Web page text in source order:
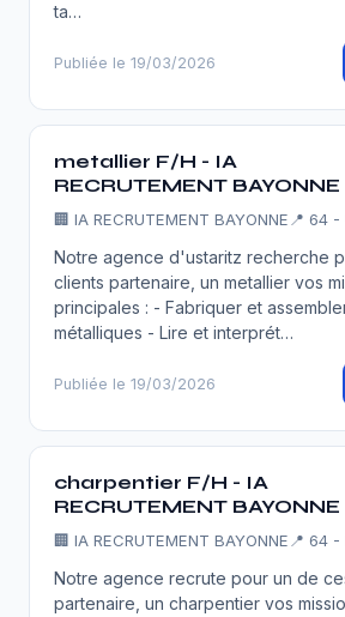
ta…
Publiée le 19/03/2026
metallier F/H - IA
RECRUTEMENT BAYONNE
🏢 IA RECRUTEMENT BAYONNE 📍 64
Notre agence d'ustaritz recherche
clients partenaire, un metallier vos
principales : - Fabriquer et
métalliques - Lire et interprét…
Publiée le 19/03/2026
charpentier F/H - IA
RECRUTEMENT BAYONNE
🏢 IA RECRUTEMENT BAYONNE 📍 64
Notre agence recrute pour un de
partenaire, un charpentier vos